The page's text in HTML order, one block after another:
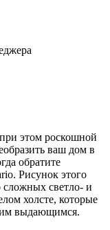
этом роскошной
ваш дом в
обратите
Рисунок этого
сложных светло- и
холсте, которые
выдающимся.